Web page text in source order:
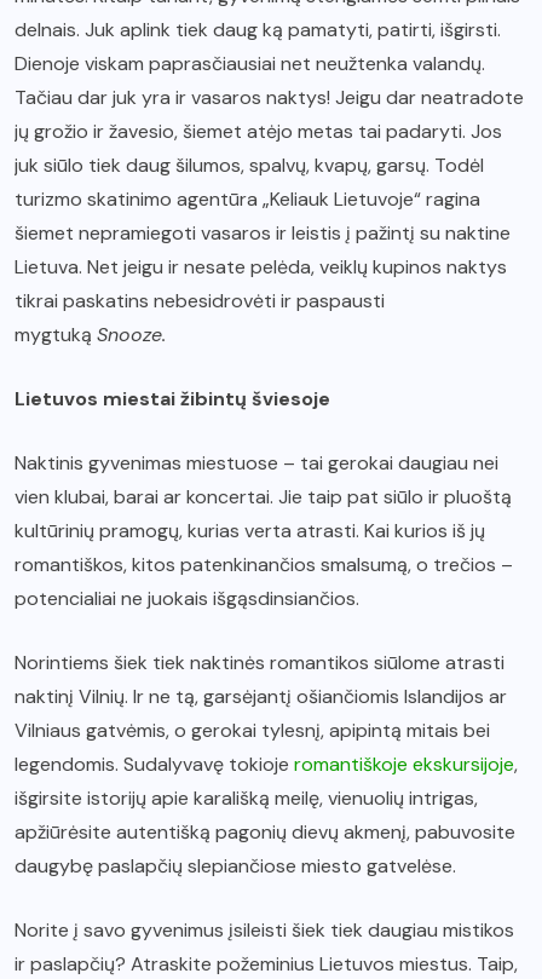
delnais. Juk aplink tiek daug ką pamatyti, patirti, išgirsti.
Dienoje viskam paprasčiausiai net neužtenka valandų.
Tačiau dar juk yra ir vasaros naktys! Jeigu dar neatradote
jų grožio ir žavesio, šiemet atėjo metas tai padaryti. Jos
juk siūlo tiek daug šilumos, spalvų, kvapų, garsų. Todėl
turizmo skatinimo agentūra „Keliauk Lietuvoje“ ragina
šiemet nepramiegoti vasaros ir leistis į pažintį su naktine
Lietuva. Net jeigu ir nesate pelėda, veiklų kupinos naktys
tikrai paskatins nebesidrovėti ir paspausti
mygtuką Snooze.
Lietuvos miestai žibintų šviesoje
Naktinis gyvenimas miestuose – tai gerokai daugiau nei
vien klubai, barai ar koncertai. Jie taip pat siūlo ir pluoštą
kultūrinių pramogų, kurias verta atrasti. Kai kurios iš jų
romantiškos, kitos patenkinančios smalsumą, o trečios –
potencialiai ne juokais išgąsdinsiančios.
Norintiems šiek tiek naktinės romantikos siūlome atrasti
naktinį Vilnių. Ir ne tą, garsėjantį ošiančiomis Islandijos ar
Vilniaus gatvėmis, o gerokai tylesnį, apipintą mitais bei
legendomis. Sudalyvavę tokioje romantiškoje ekskursijoje,
išgirsite istorijų apie karališką meilę, vienuolių intrigas,
apžiūrėsite autentišką pagonių dievų akmenį, pabuvosite
daugybę paslapčių slepiančiose miesto gatvelėse.
Norite į savo gyvenimus įsileisti šiek tiek daugiau mistikos
ir paslapčių? Atraskite požeminius Lietuvos miestus. Taip,